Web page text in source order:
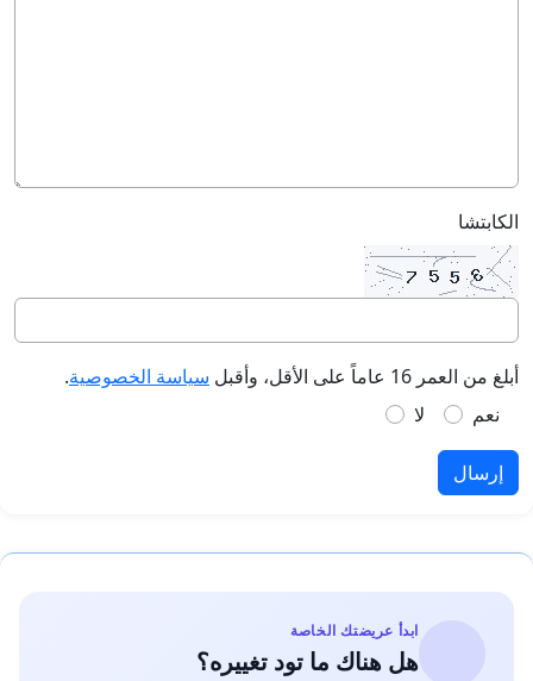
الكابتشا
أبلغ من العمر 16 عاماً على الأقل، وأقبل سياسة الخصوصية.
نعم
لا
إرسال
ابدأ عريضتك الخاصة
هل هناك ما تود تغييره؟